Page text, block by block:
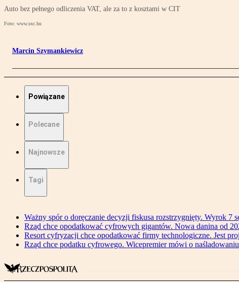
Auto bez pełnego odliczenia VAT, ale za to z kosztami w CIT
Foto: www.sxc.hu
Marcin Szymankiewicz
Powiązane
Polecane
Najnowsze
Tagi
Ważny spór o doręczanie decyzji fiskusa rozstrzygnięty. Wyrok 7
Rząd chce opodatkować cyfrowych gigantów. Nowa danina od
Resort cyfryzacji chce opodatkować firmy technologiczne. Jest
Rząd chce podatku cyfrowego. Wicepremier mówi o